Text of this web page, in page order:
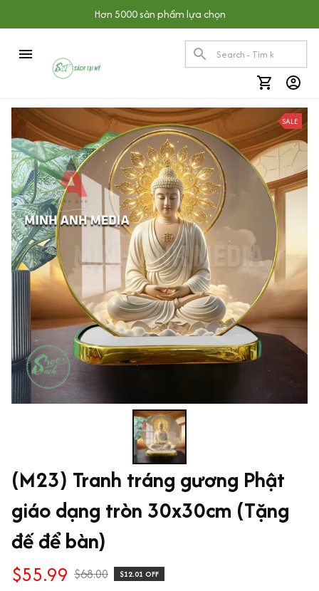
Hơn 5000 sản phẩm lựa chọn
SALE
(M23) Tranh tráng gương Phật
giáo dạng tròn 30x30cm (Tặng
đế để bàn)
$55.99 $68.00 $12.01 OFF
Bức Xúc Không Làm Ta Vô Can